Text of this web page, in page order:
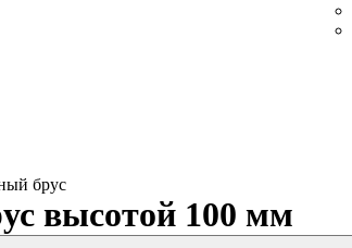
брус
высотой 100 мм